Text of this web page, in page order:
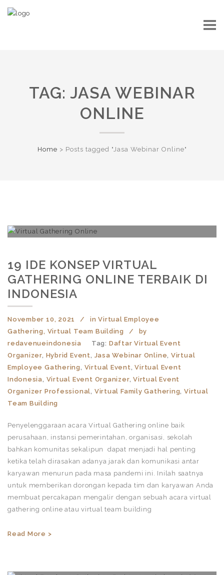
TAG: JASA WEBINAR
ONLINE
Home > Posts tagged "Jasa Webinar Online"
19 IDE KONSEP VIRTUAL
GATHERING ONLINE TERBAIK DI
INDONESIA
November 10, 2021 inVirtual Employee
Gathering, Virtual Team Building
by
redavenueindonesia
Tag: Daftar Virtual Event
Organizer, Hybrid Event, Jasa Webinar Online, Virtual
Employee Gathering, Virtual Event,Virtual Event
Indonesia, Virtual Event Organizer,Virtual Event
Organizer Professional, Virtual Family Gathering,Virtual
Team Building
Penyelenggaraan acara Virtual Gathering online baik
perusahaan, instansi pemerintahan, organisasi, sekolah
bahkan komunitas sekalipun dapat menjadi hal penting
ketika telah dirasakan adanya jarak dan komunikasi antar
karyawan menurun pada masa pandemi ini. Inilah saatnya
untuk memberikan dorongan kepada tim dan karyawan Anda
membuat percakapan mengalir dengan sebuah acara virtual
gathering online atau virtual team building
Read More >